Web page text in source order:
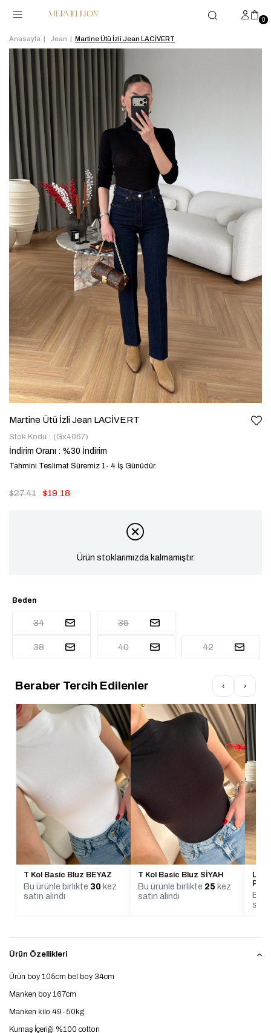
0
Anasayfa Jean Martine Ütü İzli Jean LACİVERT
Martine Ütü İzli Jean LACİVERT
Stok Kodu (Gx4067)
İndirim Oranı : %30 İndirim
Tahmini Teslimat Süremiz 1- 4 İş Günüdür.
$27.41 $19.18
Ürün stoklarımızda kalmamıştır.
Beden
34 36
38 40 42
Beraber Tercih Edilenler ‹ ›
T Kol Basic Bluz BEYAZ
Bu ürünle birlikte 30 kez
satın alındı
T Kol Basic Bluz SİYAH
Bu ürünle birlikte 25 kez
satın alındı
Bu
Ürün Özellikleri
Ürün boy 105cm bel boy 34cm
Manken boy 167cm
Manken kilo 49-50kg
Kumaş İçeriği %100 cotton